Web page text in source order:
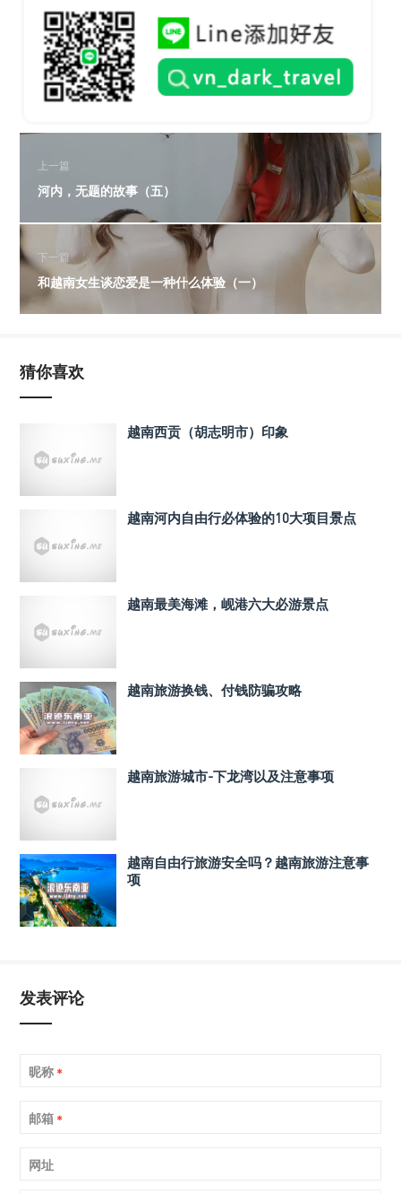
上一篇
河内，无题的故事（五）
下一篇
和越南女生谈恋爱是一种什么体验（一）
猜你喜欢
越南西贡（胡志明市）印象
越南河内自由行必体验的10大项目景点
越南最美海滩，岘港六大必游景点
越南旅游换钱、付钱防骗攻略
越南旅游城市-下龙湾以及注意事项
越南自由行旅游安全吗？越南旅游注意事
项
发表评论
昵称 *
邮箱 *
网址